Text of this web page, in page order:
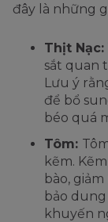
đây là những
Thịt Nạc:
sắt quan
Lưu ý
để bổ
béo quá
Tôm:
kẽm.
bào,
bảo
khuyến